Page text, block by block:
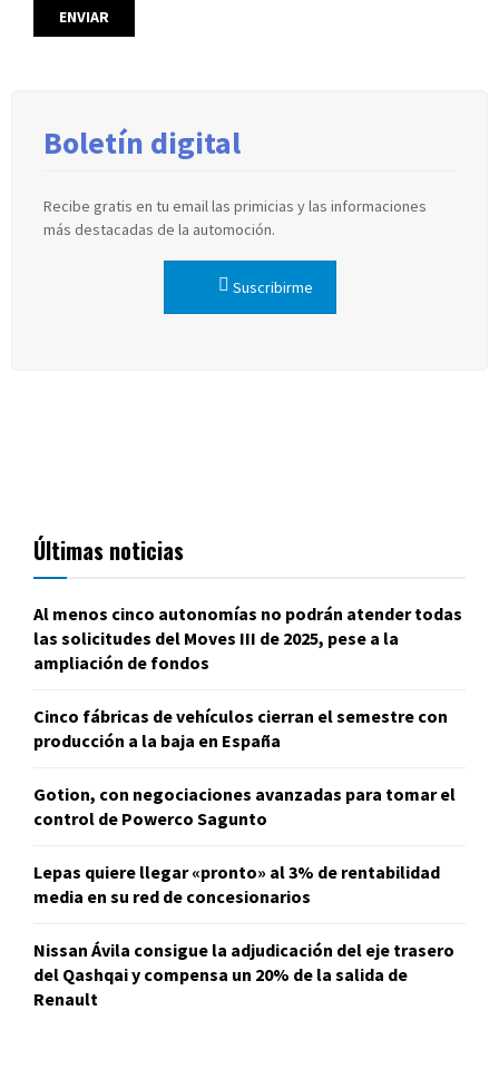
Boletín digital
Recibe gratis en tu email las primicias y las informaciones
más destacadas de la automoción.
Suscribirme
Últimas noticias
Al menos cinco autonomías no podrán atender todas
las solicitudes del Moves III de 2025, pese a la
ampliación de fondos
Cinco fábricas de vehículos cierran el semestre con
producción a la baja en España
Gotion, con negociaciones avanzadas para tomar el
control de Powerco Sagunto
Lepas quiere llegar «pronto» al 3% de rentabilidad
media en su red de concesionarios
Nissan Ávila consigue la adjudicación del eje trasero
del Qashqai y compensa un 20% de la salida de
Renault